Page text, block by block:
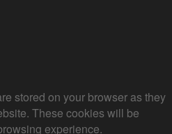
stored on your browser as they
These cookies will be
experience.